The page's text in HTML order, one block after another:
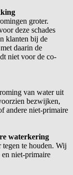
groter.
deze schades
klanten bij de
daarin de
niet voor de co-
van water uit
bezwijken,
andere niet-primaire
waterkering
te houden. Wij
en niet-primaire